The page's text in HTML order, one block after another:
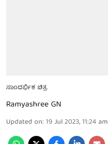
ಸಾಂದರ್ಭಿಕ ಚಿತ್ರ
Ramyashree GN
Updated on: 19 Jul 2023, 11:24 am